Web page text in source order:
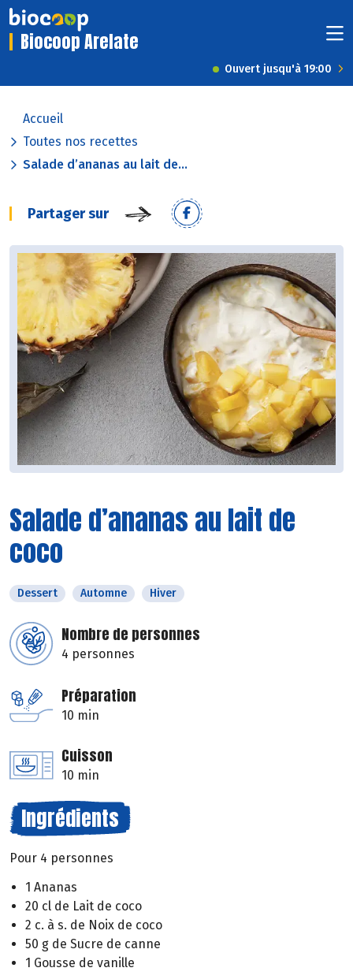
Biocoop Arelate
Ouvert jusqu'à 19:00
Accueil
Toutes nos recettes
Salade d’ananas au lait de...
Partager sur
Salade d’ananas au lait de
coco
Dessert Automne Hiver
Nombre de personnes
4 personnes
Préparation
10 min
Cuisson
10 min
Ingrédients
Pour 4 personnes
1 Ananas
20 cl de Lait de coco
2 c. à s. de Noix de coco
50 g de Sucre de canne
1 Gousse de vanille